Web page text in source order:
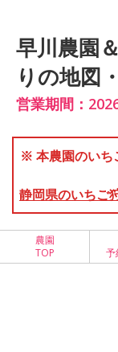
早川農園
りの地図
営業期間：
※ 本農園のいち
静岡県のいちご
農園
TOP
予